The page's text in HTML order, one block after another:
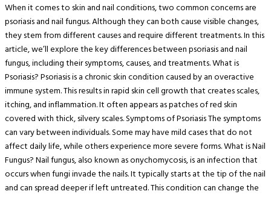
When it comes to skin and nail conditions, two common concerns are
psoriasis and nail fungus. Although they can both cause visible changes,
they stem from different causes and require different treatments. In this
article, we’ll explore the key differences between psoriasis and nail
fungus, including their symptoms, causes, and treatments. What is
Psoriasis? Psoriasis is a chronic skin condition caused by an overactive
immune system. This results in rapid skin cell growth that creates scales,
itching, and inflammation. It often appears as patches of red skin
covered with thick, silvery scales. Symptoms of Psoriasis The symptoms
can vary between individuals. Some may have mild cases that do not
affect daily life, while others experience more severe forms. What is Nail
Fungus? Nail fungus, also known as onychomycosis, is an infection that
occurs when fungi invade the nails. It typically starts at the tip of the nail
and can spread deeper if left untreated. This condition can change the